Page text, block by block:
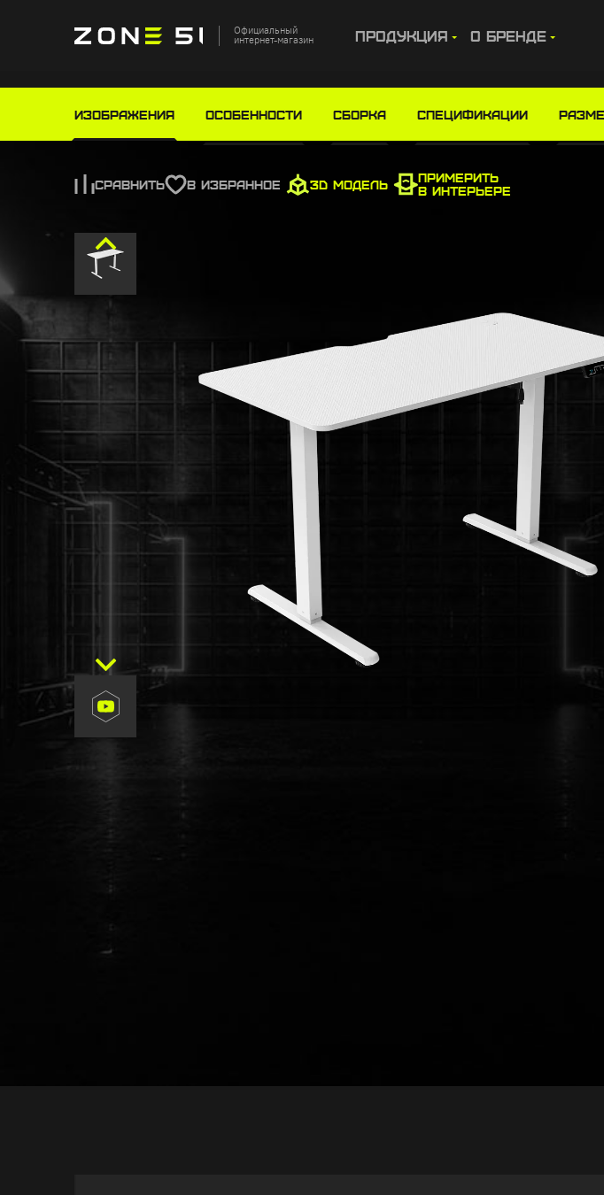
Официальный
интернет-магазин Продукция О бренде
Купите сейчас, платите
Изображения Особенности СБОРКА Спецификации
СРАВНИТЬ В ИЗБРАННОЕ 3D МОДЕЛЬ
ПРИМЕРИТЬ
В ИНТЕРЬЕРЕ